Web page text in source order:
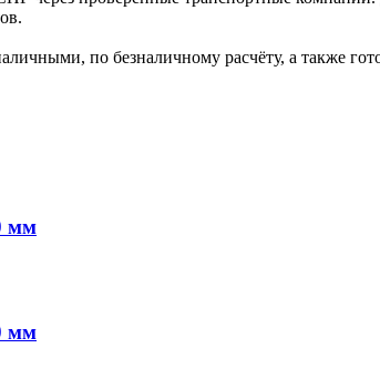
по безналичному расчёту, а также
мм
мм